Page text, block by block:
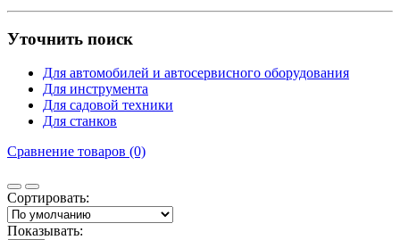
Уточнить поиск
Для автомобилей и автосервисного оборудования
Для инструмента
Для садовой техники
Для станков
Сравнение товаров (0)
Сортировать:
Показывать: